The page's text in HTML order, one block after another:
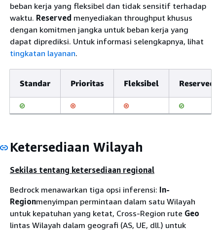
beban kerja yang fleksibel dan tidak sensitif terhadap
waktu. Reserved menyediakan throughput khusus
dengan komitmen jangka untuk beban kerja yang
dapat diprediksi. Untuk informasi selengkapnya, lihat
tingkatan layanan.
Standar Prioritas Fleksibel Reserved
Ketersediaan Wilayah
Sekilas tentang ketersediaan regional
Bedrock menawarkan tiga opsi inferensi: In-
Regionmenyimpan permintaan dalam satu Wilayah
untuk kepatuhan yang ketat, Cross-Region rute Geo
lintas Wilayah dalam geografi (AS, UE, dll.) untuk